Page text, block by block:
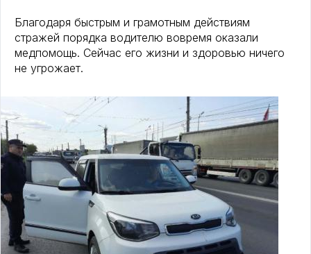
Благодаря быстрым и грамотным действиям
стражей порядка водителю вовремя оказали
медпомощь. Сейчас его жизни и здоровью ничего
не угрожает.